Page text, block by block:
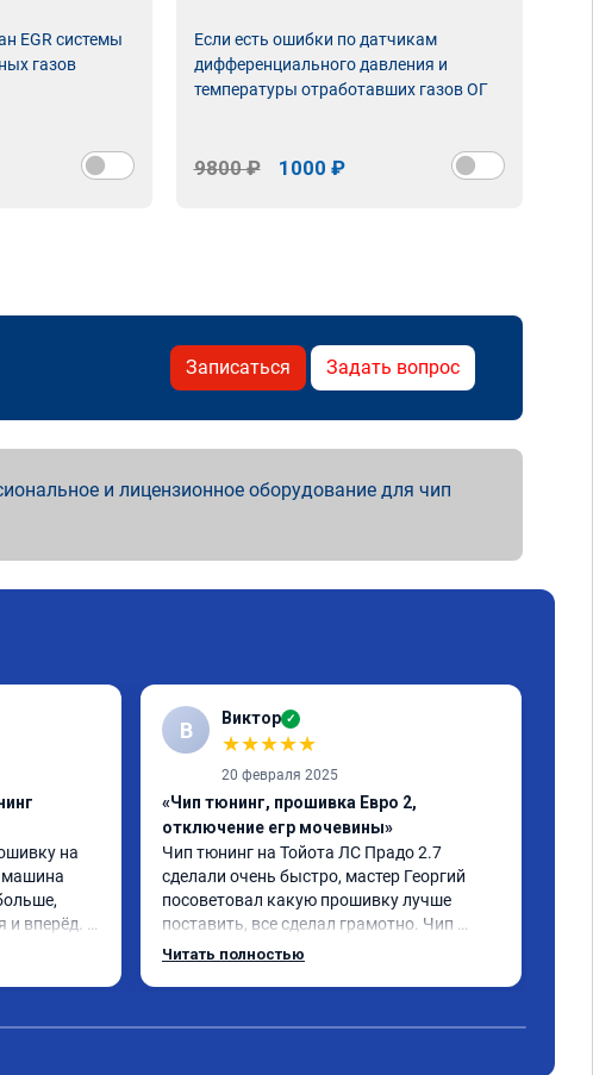
EGR системы
газов
Если есть ошибки по датчикам
дифференциального давления и
температуры отработавших газов ОГ
9800 ₽ 1000 ₽
Записаться Задать вопрос
и лицензионное оборудование для чип
на
машина
и вперёд. Я
👍
В Виктор ✓
★★★★★
20 февраля 2025
«Чип тюнинг, прошивка Евро 2,
отключение егр мочевины»
Чип тюнинг на Тойота ЛС Прадо 2.7
сделали очень быстро, мастер Георгий
посоветовал какую прошивку лучше
поставить, все сделал грамотно. Чип
тюнингом очень доволен, машина ожила
Читать полностью